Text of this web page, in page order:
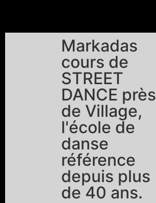
Markadas
cours de
STREET
DANCE près
de Village,
l'école de
danse
référence
depuis plus
de 40 ans.